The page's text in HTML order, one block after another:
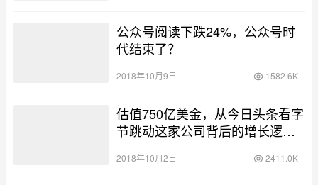
公众号阅读下跌24%，公众号时
代结束了？
2018年10月9日 1582.6K
估值750亿美金，从今日头条看字
节跳动这家公司背后的增长逻
2018年10月2日 2411.0K